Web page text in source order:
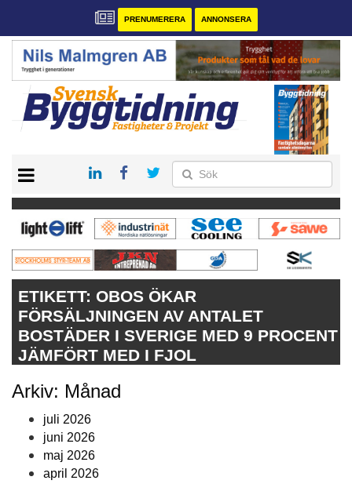
PRENUMERERA ANNONSERA
PRENUMERERA
VÅRA ANDRA MAGASIN
ANNONSERA
KONTAKT
ETIKETT: OBOS ÖKAR
FÖRSÄLJNINGEN AV ANTALET
BOSTÄDER I SVERIGE MED 9 PROCENT
JÄMFÖRT MED I FJOL
Arkiv: Månad
juli 2026
juni 2026
maj 2026
april 2026